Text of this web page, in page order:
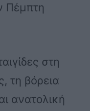
Πέμπτη
στη
τη βόρεια
ανατολική